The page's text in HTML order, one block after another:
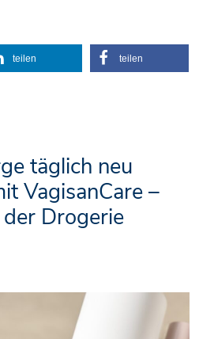
teilen teilen
täglich neu
VagisanCare –
Drogerie